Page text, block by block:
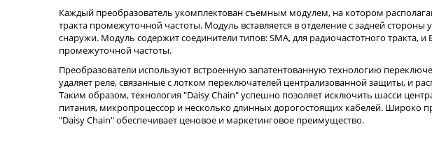
Каждый преобразователь укомплектован съемным модулем, на котором
тракта промежуточной частоты. Модуль вставляется в отделение с задней стороны
снаружи. Модуль содержит соединители типов: SMA, для радиочастотного тракта,
промежуточной частоты.
Преобразователи используют встроенную запатентованную технологию
удаляет реле, связанные с лотком переключателей централизованной защиты, и
Таким образом, технология "Daisy Chain" успешно позоляет исключить шасси
питания, микропроцессор и несколько длинных дорогостоящих кабелей. Широко
"Daisy Chain" обеспечивает ценовое и маркетинговое преимущество.